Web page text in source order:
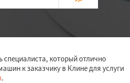
специалиста, который отлично
к заказчику в Клине для услуги
.